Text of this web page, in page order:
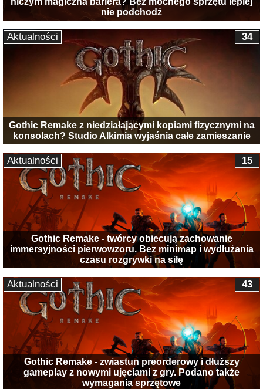
nie podchodź
Gothic Remake z niedziałającymi kopiami fizycznymi na
konsolach? Studio Alkimia wyjaśnia całe zamieszanie
34
Aktualności
Gothic Remake - twórcy obiecują zachowanie
immersyjności pierwowzoru. Bez minimap i wydłużania
czasu rozgrywki na siłę
15
Aktualności
Gothic Remake - zwiastun preorderowy i dłuższy
gameplay z nowymi ujęciami z gry. Podano także
wymagania sprzętowe
43
Aktualności